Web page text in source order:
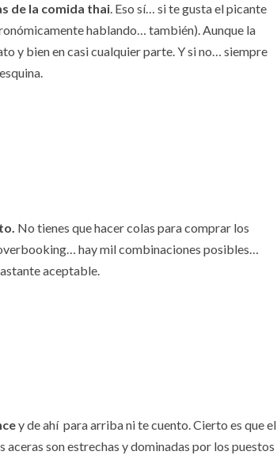
de la comida thai. Eso sí… si te gusta el picante
hablando… también). Aunque la
y bien en casi cualquier parte. Y si no… siempre
No tienes que hacer colas para comprar los
hay mil combinaciones posibles…
aceptable.
y de ahí para arriba ni te cuento. Cierto es que el
son estrechas y dominadas por los puestos